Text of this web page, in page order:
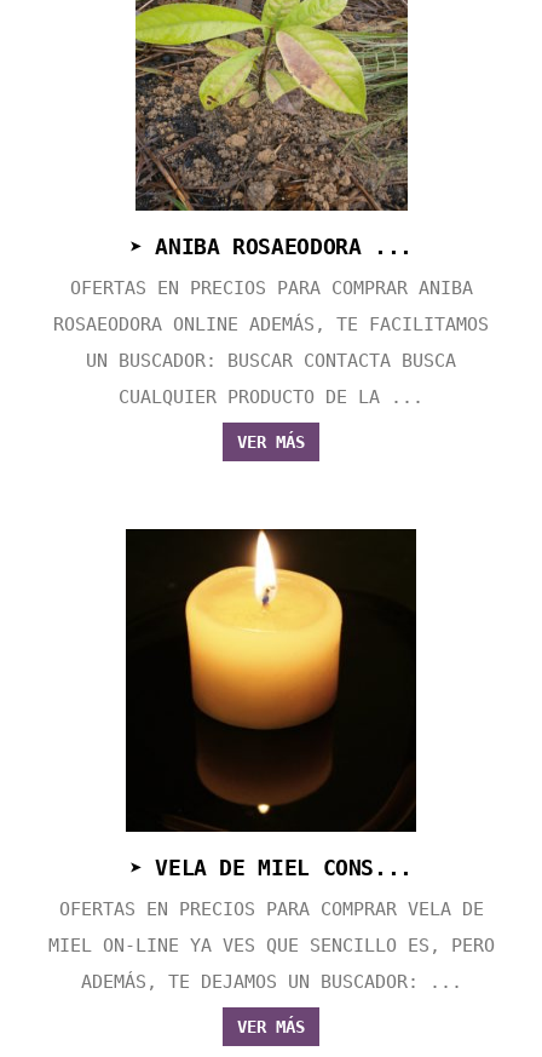
➤ ANIBA ROSAEODORA ...
OFERTAS EN PRECIOS PARA COMPRAR ANIBA
ROSAEODORA ONLINE ADEMÁS, TE FACILITAMOS
UN BUSCADOR: BUSCAR CONTACTA BUSCA
CUALQUIER PRODUCTO DE LA ...
VER MÁS
➤ VELA DE MIEL CONS...
OFERTAS EN PRECIOS PARA COMPRAR VELA DE
MIEL ON-LINE YA VES QUE SENCILLO ES, PERO
ADEMÁS, TE DEJAMOS UN BUSCADOR: ...
VER MÁS